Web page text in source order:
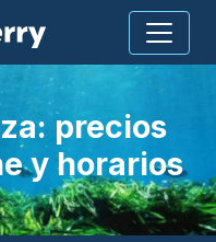
precios
y horarios